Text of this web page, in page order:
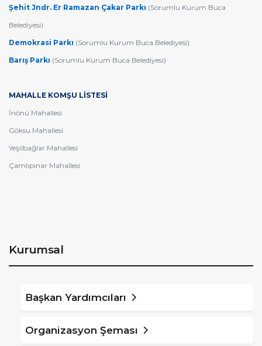
Şehit Jndr. Er Ramazan Çakar Parkı (Sorumlu Kurum Buca
Belediyesi)
Demokrasi Parkı (Sorumlu Kurum Buca Belediyesi)
Barış Parkı (Sorumlu Kurum Buca Belediyesi)
MAHALLE KOMŞU LİSTESİ
İnönü Mahallesi
Göksu Mahallesi
Yeşilbağlar Mahallesi
Çamlıpınar Mahallesi
Kurumsal
Başkan Yardımcıları
Organizasyon Şeması